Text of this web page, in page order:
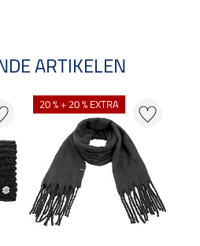
ARTIKELEN
20 % + 20 % EXTRA